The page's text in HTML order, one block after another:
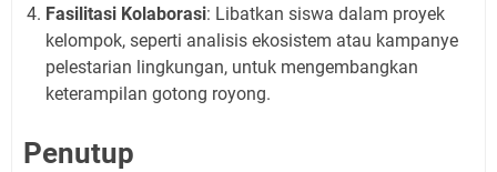
Fasilitasi Kolaborasi: Libatkan siswa dalam proyek
kelompok, seperti analisis ekosistem atau kampanye
pelestarian lingkungan, untuk mengembangkan
keterampilan gotong royong.
Penutup